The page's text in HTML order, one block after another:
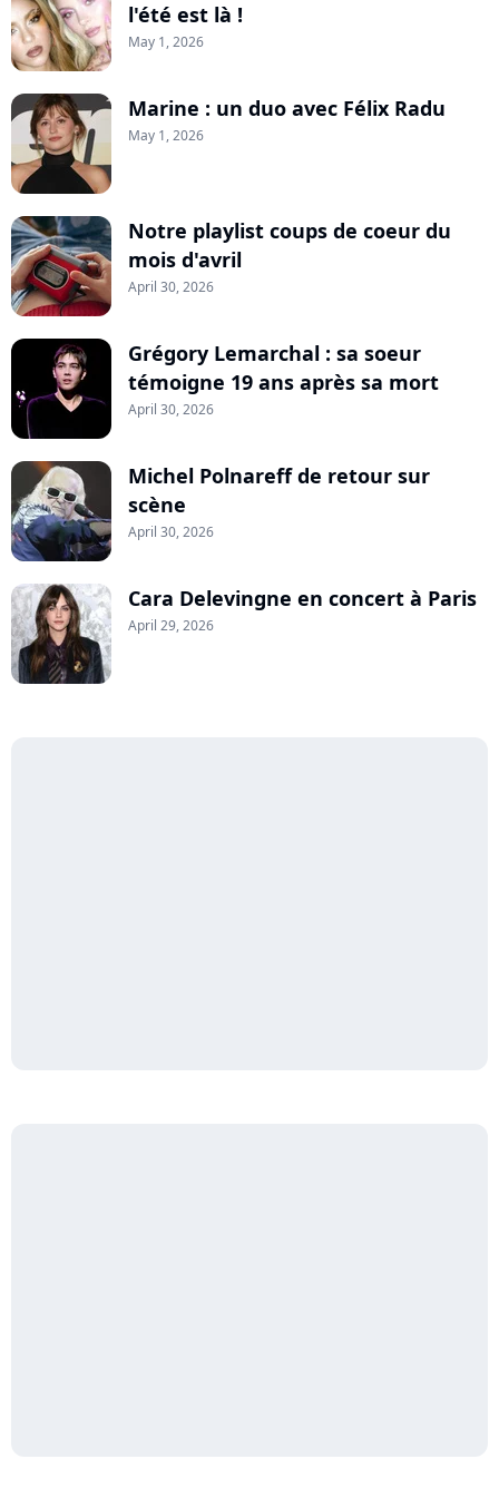
l'été est là !
May 1, 2026
Marine : un duo avec Félix Radu
May 1, 2026
Notre playlist coups de coeur du
mois d'avril
April 30, 2026
Grégory Lemarchal : sa soeur
témoigne 19 ans après sa mort
April 30, 2026
Michel Polnareff de retour sur
scène
April 30, 2026
Cara Delevingne en concert à Paris
April 29, 2026